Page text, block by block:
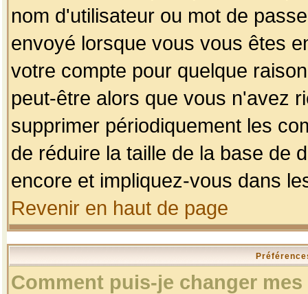
nom d'utilisateur ou mot de
envoyé lorsque vous vous êtes
votre compte pour quelque
peut-être alors que vous n'avez
supprimer périodiquement les
de réduire la taille de la base de
encore et impliquez-vous dans
Revenir en haut de page
Comment puis-je changer